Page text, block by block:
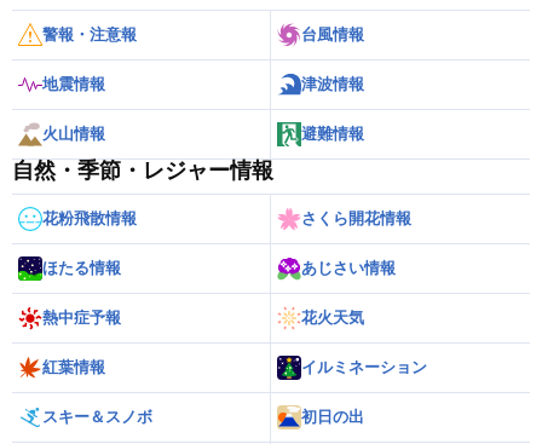
警報・注意報 台風情報
地震情報 津波情報
火山情報 避難情報
自然・季節・レジャー情報
花粉飛散情報 さくら開花情報
ほたる情報 あじさい情報
熱中症予報 花火天気
紅葉情報 イルミネーション
スキー＆スノボ 初日の出